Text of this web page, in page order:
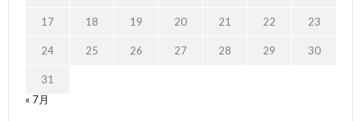
17 18 19 20 21 22 23
24 25 26 27 28 29 30
31
« 7月